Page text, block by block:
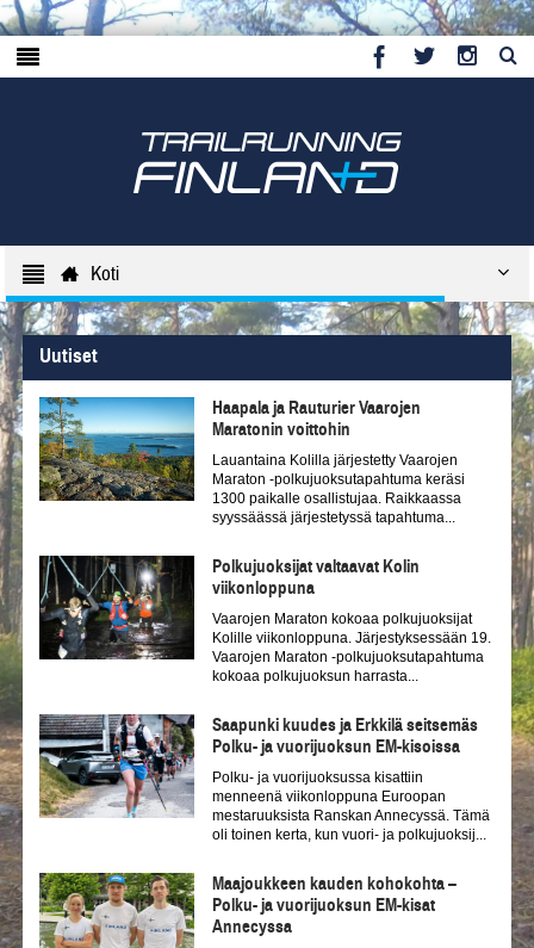
Koti
Uutiset
Haapala ja Rauturier Vaarojen
Maratonin voittohin
Lauantaina Kolilla järjestetty Vaarojen
Maraton -polkujuoksutapahtuma keräsi
1300 paikalle osallistujaa. Raikkaassa
syyssäässä järjestetyssä tapahtuma...
Polkujuoksijat valtaavat Kolin
viikonloppuna
Vaarojen Maraton kokoaa polkujuoksijat
Kolille viikonloppuna. Järjestyksessään 19.
Vaarojen Maraton -polkujuoksutapahtuma
kokoaa polkujuoksun harrasta...
Saapunki kuudes ja Erkkilä seitsemäs
Polku- ja vuorijuoksun EM-kisoissa
Polku- ja vuorijuoksussa kisattiin
menneenä viikonloppuna Euroopan
mestaruuksista Ranskan Annecyssä. Tämä
oli toinen kerta, kun vuori- ja polkujuoksij...
Maajoukkeen kauden kohokohta –
Polku- ja vuorijuoksun EM-kisat
Annecyssa